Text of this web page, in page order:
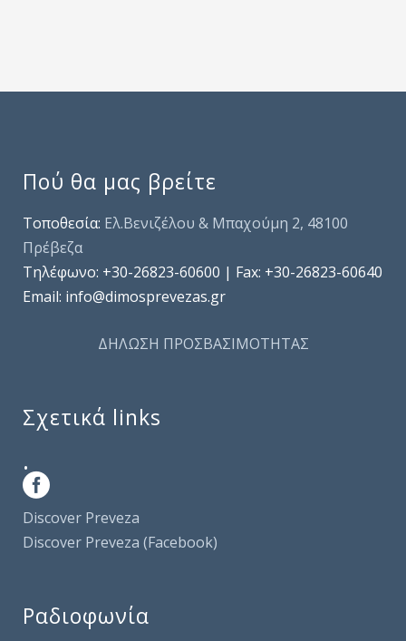
Πού θα μας βρείτε
Τοποθεσία: Ελ.Βενιζέλου & Μπαχούμη 2, 48100
Πρέβεζα
Τηλέφωνo: +30-26823-60600 | Fax: +30-26823-60640
Email: info@dimosprevezas.gr
ΔΗΛΩΣΗ ΠΡΟΣΒΑΣΙΜΟΤΗΤΑΣ
Σχετικά links
.
Discover Preveza
Discover Preveza (Facebook)
Ραδιοφωνία